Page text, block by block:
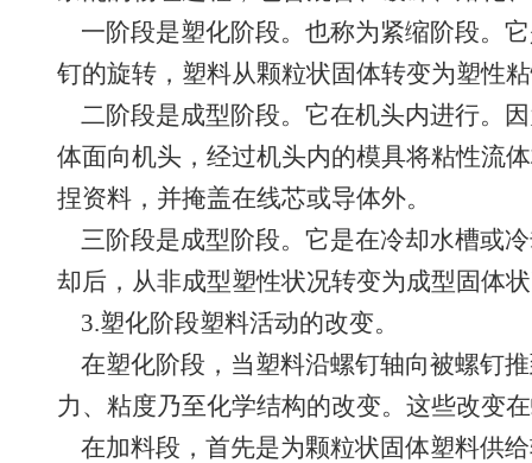
一阶段是塑化阶段。也称为紧缩阶段。
钉的旋转，塑料从颗粒状固体转变为塑性
二阶段是成型阶段。它在机头内进行。
体面向机头，经过机头内的模具将粘性流
捏资料，并掩盖在线芯或导体外。
三阶段是成型阶段。它是在冷却水槽或
却后，从非成型塑性状况转变为成型固体
3.塑化阶段塑料活动的改变。
在塑化阶段，当塑料沿螺钉轴向被螺钉
力、粘度乃至化学结构的改变。这些改变
在加料段，首先是为颗粒状固体塑料供